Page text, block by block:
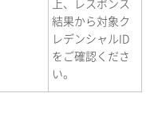
結果から対象ク
レデンシャルID
をご確認くださ
い。